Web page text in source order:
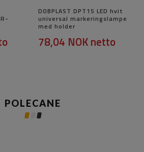
DOBPLAST DPT15 LED hvit
universal markeringslampe
med holder
78,04 NOKnetto
POLECANE